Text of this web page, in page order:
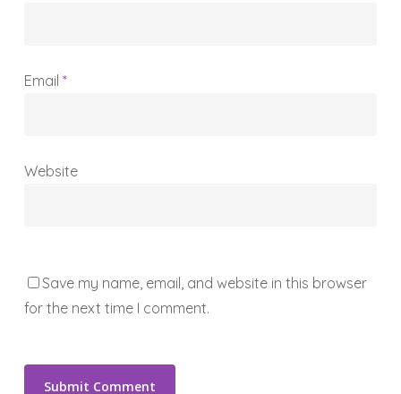
Email *
Website
Save my name, email, and website in this browser
for the next time I comment.